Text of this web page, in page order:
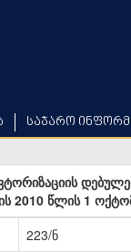
საჯარო
2010 წლის 1
223/ნ